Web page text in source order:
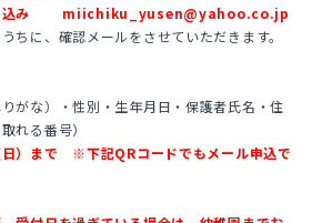
し込み miichiku_yusen@yahoo.co.jp
ちに、確認メールをさせていただきます。
がな）・性別・生年月日・保護者氏名・住
れる番号）
日）まで ※下記QRコードでもメール申込で